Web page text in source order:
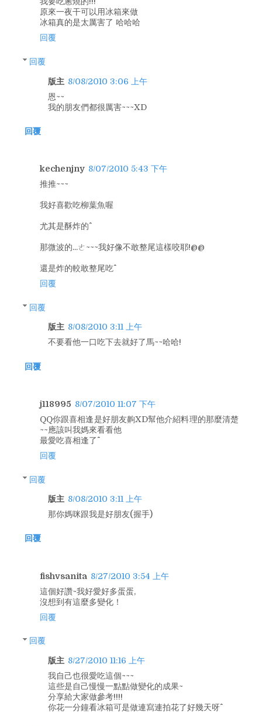
原來一夜干可以用冰箱來做
冰箱真的是太厲害了 哈哈哈
回覆
回覆
版主 8/08/2010 3:06 上午
恩~~
我的朋友們都很厲害~~~XD
回覆
kechenjny 8/07/2010 5:43 下午
推推~~~
我好喜歡吃柳葉魚喔
尤其是酥炸的^^
那微波的...ㄜ~~~我好像不敢整尾這樣咬耶!@@
還是炸的較敢整尾吃^^
回覆
回覆
版主 8/08/2010 3:11 上午
不要看他一口吃下去就好了馬~~哈哈!
回覆
j118995 8/07/2010 11:07 下午
QQ你跟喜相逢是好朋友齁XD幫他介紹料理的那麼清楚
~~應該叫我媽來看看他
最愛吃喜相逢了^^
回覆
回覆
版主 8/08/2010 3:11 上午
那你媽咪跟我是好朋友(握手)
回覆
fishvsanita 8/27/2010 3:54 上午
這個好讚~我好愛好多蛋蛋,
沒想到有這麼多變化！
回覆
回覆
版主 8/27/2010 11:16 上午
我自己也很愛吃這個~~~
這些是自己慢慢一點點做變化的成果~
分享給大家做參考!!!!
你花一分鐘看冰箱可是做連寫連拍花了好幾天呀^^